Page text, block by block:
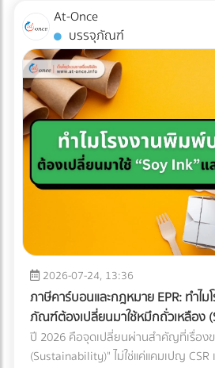
ย่อมมีราคาสูงกว่าขนส่งทั่วไปประมาณ
ของการบริหารความเสี่ยง (Risk
นี้ "คุ้มค่ามหาศาล" เมื่อเทียบกับสิ่งที่คุ
พลาด เช่น ค่าซ่อมแซมอะไหล่หลักแสน, ค่
เลื่อนวันเปิดคลินิก, ค่าปรับจากโรงพยาบ
บริษัทประกันปฏิเสธความคุ้มครองเพราะ
มาตรฐาน การเลือกใช้บริการขนส่งเฉพ
การซื้อ "ความสบายใจ" และ "ความมั่นค
ครับ ???? อุปกรณ์การแพทย์ของคุณมีมูลค่าสูงเกินกว่าจะฝากไว้
กับใครก็ได้ การหาบริษัท Logistics
Ride Suspension พร้อมทีมงานที่ผ่าน
White Glove Service ไม่ใช่เรื่องง่ายแ
สอบประวัติอย่างละเอียด ลดความเสี่ยง
จัดซื้อ ด้วยการค้นหาและเปรียบเทียบบริ
สำหรับเครื่องมือแพทย์ (Healthcare
สากล ได้ฟรีที่ At-once แพลตฟอร์มรวบ
ของประเทศไทย
อุปกรณ์เหล่านี้เพียงหลักพัน สามารถนำ
Nomad" ที่ชาร์จราคาเพิ่มได้เดือนละหล
สเปกที่ดึงดูดใจชาว Remote Worker ขั้
เจาะจงเป้าหมาย (Precision Targeting
กว้างๆ แล้วหันมาใช้กลยุทธ์ยิงแอด
ต่างชาติที่ทำงานออนไลน์ เช่น ค้นหาผู้
Thailand", "Digital Nomad Visa
Retargeting ไปยังกลุ่มที่เคยเข้ามาดูเว็
ตัดสินใจจอง อย่าปล่อยให้โอกาสหลุดลอยไป... ให้ At-once ช่วย
คุณหาทีมที่ใช่! การปรับเปลี่ยนโครงสร้า
Page ที่มี Conversion Rate สูง และก
ต่างชาติ ต้องอาศัยความเชี่ยวชาญเฉพ
ของโรงแรมคุณมีงานล้นมืออยู่แล้ว การ
ทางออกที่รวดเร็วและคุ้มค่าที่สุด อย่าปล่
เปล่าในช่วง Low Season! ยกระดับกา
นี้ เข้ามาค้นหาพาร์ทเนอร์ที่เชี่ยวชาญบน
รวบรวมบริษัท B2B ชั้นนำของไทย เรา
ที่เดียว: Digital Marketing Agency: ผู้
กลยุทธ์และยิงแอดเจาะตลาดต่างชาติ
ทางการเงินแบบนี้อยู่ นี่คือ 5 สัญญาณอั
สรรพากรจะจัดว่าบริษัทคุณเป็น "กลุ่มเ
ทันที: 1. ข้อมูล e-Tax ไม่ตรงกับ
สามารถดึงข้อมูลความเคลื่อนไหวของบั
รายงาน) มาจับคู่กับรายได้ที่คุณสำแดง
และ e-Withholding Tax หากมีเงินโอ
แต่ยอดขายที่แจ้งเสียภาษีกลับต่ำเตี้ยเรี่
2. ขาดทุนสะสมติดต่อกัน... แต่เจ้าของ
เงินว่า "ขาดทุน" หรือ "กำไรน้อยมาก" ต่อ
กรรมการบริษัทกลับมีการซื้อทรัพย์สิน
อสังหาริมทรัพย์ หรือมีการโอนเงินอ
ครั้ง AI จะประเมินว่านี่คือการโยกเงินบริ
ปกปิดรายได้ 3. สินค้าคงเหลือ
กับความเป็นจริง นี่คือจุดตายของธุรกิจ
ขายของคุณน้อย แต่การสั่งซื้อวัตถุดิบหรื
มหาศาลจน "สต็อกบวม" ผิดปกติ สรรพ
คุณแอบขายสินค้าแบบไม่มีใบกำกับภาษี (
ราคา) 4. ค่าใช้จ่ายเบ็ดเตล็ดและค่ารับร
At-Once
บรรจุภัณฑ์
2026-07-24, 13:36
ภาษีคาร์บอนและกฎหมาย EPR: ทำไ
ภัณฑ์ต้องเปลี่ยนมาใช้หมึกถั่วเหลือง
FSC
ปี 2026 คือจุดเปลี่ยนผ่านสำคัญที่เรื่อง
(Sustainability)" ไม่ใช่แค่แคมเปญ